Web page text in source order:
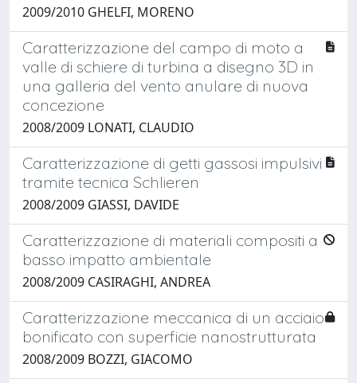
2009/2010 GHELFI, MORENO
Caratterizzazione del campo di moto a
valle di schiere di turbina a disegno 3D in
una galleria del vento anulare di nuova
concezione
2008/2009 LONATI, CLAUDIO
Caratterizzazione di getti gassosi impulsivi
tramite tecnica Schlieren
2008/2009 GIASSI, DAVIDE
Caratterizzazione di materiali compositi a
basso impatto ambientale
2008/2009 CASIRAGHI, ANDREA
Caratterizzazione meccanica di un acciaio
bonificato con superficie nanostrutturata
2008/2009 BOZZI, GIACOMO